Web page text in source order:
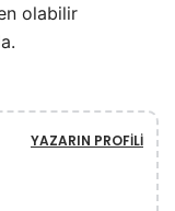
olabilir
YAZARIN PROFILI